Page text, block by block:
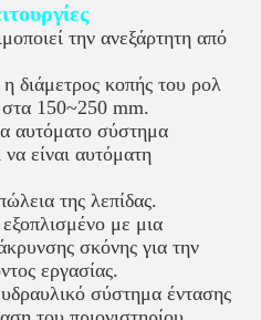
την ανεξάρτητη από
διάμετρος κοπής του ρολ
στα 150~250 mm.
αυτόματο σύστημα
είναι αυτόματη
της λεπίδας.
με μια
σκόνης για την
εργασίας.
υδραυλικό σύστημα έντασης